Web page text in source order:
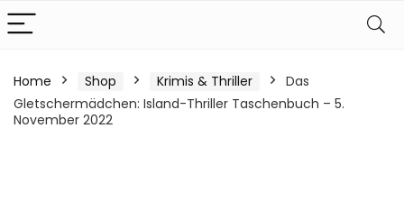
Home Shop Krimis & Thriller
Das
Gletschermädchen: Island-Thriller Taschenbuch – 5.
November 2022